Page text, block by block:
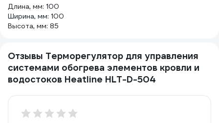
Длина, мм: 100
Ширина, мм: 100
Высота, мм: 85
Отзывы Терморегулятор для управления
системами обогрева элементов кровли и
водостоков Heatline HLT-D-504